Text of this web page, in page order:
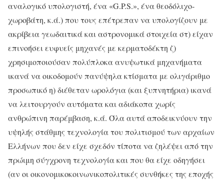
αναλογικό υπολογιστή, ένα «G.P.S.», ένα θεοδόλιχο-
χωροβάτη, κ.ά.) που τους επέτρεπαν να υπολογίζουν με
ακρίβεια γεωδαιτικά και αστρονομικά στοιχεία στ) είχαν
επινοήσει ευφυείς μηχανές με κερματοδέκτη ζ)
χρησιμοποιούσαν πολύπλοκα ανυψωτικά μηχανήματα
ικανά να οικοδομούν πανύψηλα κτίσματα με ολιγάριθμο
προσωπικό η) διέθεταν ωρολόγια (και ξυπνητήρια) ικανά
να λειτουργούν αυτόματα και αδιάκοπα χωρίς
ανθρώπινη παρέμβαση, κ.ά. Όλα αυτά αποδεικνύουν την
υψηλής στάθμης τεχνολογία του πολιτισμού των αρχαίων
Ελλήνων που δεν είχε σχεδόν τίποτα να ζηλέψει από την
πρώιμη σύγχρονη τεχνολογία και που θα είχε οδηγήσει
(αν οι οικονομικοκοινωνικοπολιτικές συνθήκες της εποχής